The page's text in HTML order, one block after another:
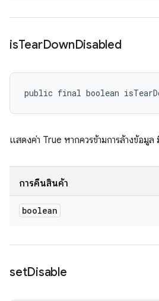
isTearDownDisabled
public final boolean
แสดงค่า True หากควรข้ามการล้างข้อมู
การคืนสินค้า
boolean
setDisable